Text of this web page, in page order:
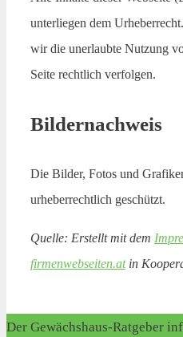
unterliegen dem
wir die unerlaubte Nutzung
Seite rechtlich verfolgen.
Bildernachweis
Die Bilder, Fotos und
urheberrechtlich geschützt.
Quelle: Erstellt mit dem
firmenwebseiten.atin
Der Gewächshaus-Ratgeber